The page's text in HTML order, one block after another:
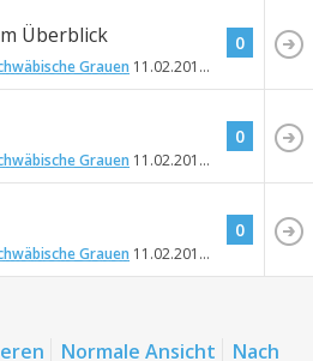
Überblick
Grauen 11.02.2014
0
Grauen 11.02.2014
0
Grauen 11.02.2014
0
Normale Ansicht Nach